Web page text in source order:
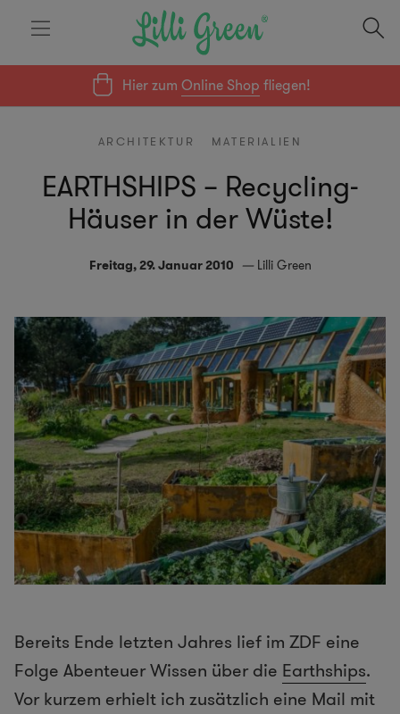
Hier zumOnline Shop fliegen!
ARCHITEKTUR MATERIALIEN
EARTHSHIPS – Recycling-
Häuser in der Wüste!
Freitag, 29. Januar 2010 Lilli Green
Bereits Ende letzten Jahres lief im ZDF eine
Folge Abenteuer Wissen über die Earthships.
Vor kurzem erhielt ich zusätzlich eine Mail mit